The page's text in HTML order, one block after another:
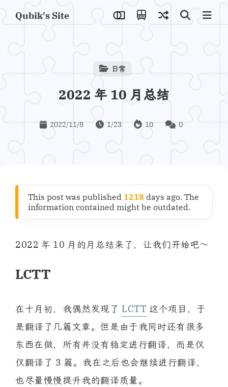
Qubik's Site
日常
2022 年 10 月总结
2022/11/8 1/23 10 0
This post was published 1218 days ago. The
information contained might be outdated.
2022 年 10 月的月总结来了，让我们开始吧～
LCTT
在十月初，我偶然发现了 LCTT 这个项目，于
是翻译了几篇文章。但是由于我同时还有很多
东西在做，所有并没有稳定进行翻译，而是仅
仅翻译了 3 篇。我在之后也会继续进行翻译，
也尽量慢慢提升我的翻译质量。